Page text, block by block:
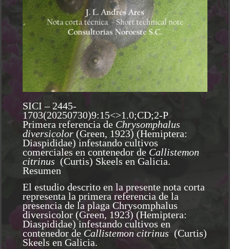
SICI – 2445-
1703(20250730)9:15<>1.0;CD;2-P
Primera referencia de Chrysomphalus
diversicolor (Green, 1923) (Hemiptera:
Diaspididae) infestando cultivos
comerciales en contenedor de Callistemon
citrinus (Curtis) Skeels en Galicia.
Resumen
El estudio descrito en la presente nota corta
representa la primera referencia de la
presencia de la plaga Chrysomphalus
diversicolor (Green, 1923) (Hemiptera:
Diaspididae) infestando cultivos en
contenedor de Callistemon citrinus (Curtis)
Skeels en Galicia.